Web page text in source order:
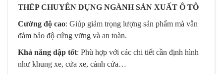
THÉP CHUYÊN DỤNG NGÀNH SẢN XUẤT Ô TÔ
Cường độ cao: Giúp giảm trọng lượng sản phẩm mà vẫn
đảm bảo độ cứng vững và an toàn.
Khả năng dập tốt: Phù hợp với các chi tiết cần định hình
như khung xe, cửa xe, cánh cửa…